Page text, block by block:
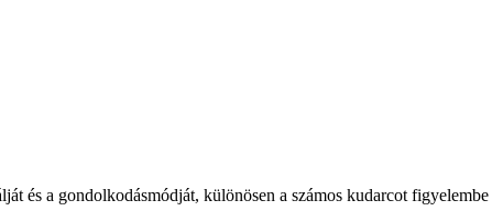
és a gondolkodásmódját, különösen a számos kudarcot